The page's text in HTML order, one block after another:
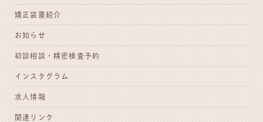
矯正装置紹介
お知らせ
初診相談・ 精密検査予約
インスタグラム
求人情報
関連リンク